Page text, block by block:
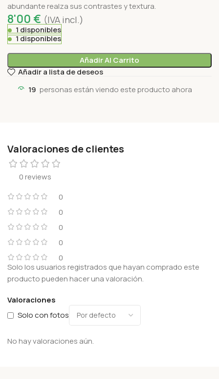
abundante realza sus contrastes y textura.
8'00 € (IVA incl.)
1 disponibles
1 disponibles
Añadir Al Carrito
Añadir a lista de deseos
19 personas están viendo este producto ahora
Valoraciones de clientes
0 reviews
0
0
0
0
0
Valoraciones
Solo con fotos
No hay valoraciones aún.
Solo los usuarios registrados que hayan comprado este
producto pueden hacer una valoración.